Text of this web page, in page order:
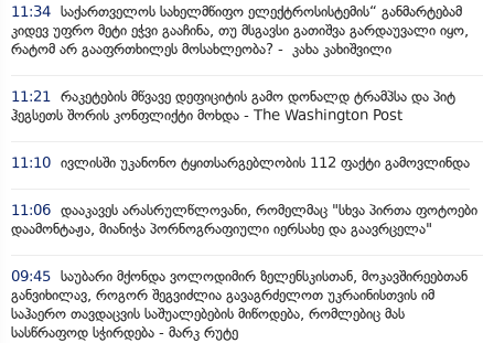
11:34 საქართველოს სახელმწიფო ელექტროსისტემის“ განმარტებამ
კიდევ უფრო მეტი ეჭვი გააჩინა, თუ მსგავსი გათიშვა გარდაუვალი იყო,
რატომ არ გააფრთხილეს მოსახლეობა? - კახა კახიშვილი
11:21 რაკეტების მწვავე დეფიციტის გამო დონალდ ტრამპსა და პიტ
ჰეგსეთს შორის კონფლიქტი მოხდა - The Washington Post
11:10 ივლისში უკანონო ტყითსარგებლობის 112 ფაქტი გამოვლინდა
11:06 დააკავეს არასრულწლოვანი, რომელმაც "სხვა პირთა ფოტოები
დაამონტაჟა, მიანიჭა პორნოგრაფიული იერსახე და გაავრცელა"
09:45 საუბარი მქონდა ვოლოდიმირ ზელენსკისთან, მოკავშირეებთან
განვიხილავ, როგორ შეგვიძლია გავაგრძელოთ უკრაინისთვის იმ
საჰაერო თავდაცვის საშუალებების მიწოდება, რომლებიც მას
სასწრაფოდ სჭირდება - მარკ რუტე